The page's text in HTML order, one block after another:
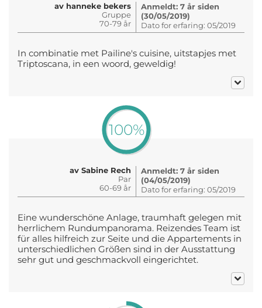
av hanneke bekers
Gruppe
70-79 år
Anmeldt: 7 år siden
(30/05/2019)
Dato for erfaring: 05/2019
In combinatie met Pailine's cuisine, uitstapjes met
Triptoscana, in een woord, geweldig!
100%
av Sabine Rech
Par
60-69 år
Anmeldt: 7 år siden
(04/05/2019)
Dato for erfaring: 05/2019
Eine wunderschöne Anlage, traumhaft gelegen mit
herrlichem Rundumpanorama. Reizendes Team ist
für alles hilfreich zur Seite und die Appartements in
unterschiedlichen Größen sind in der Ausstattung
sehr gut und geschmackvoll eingerichtet.